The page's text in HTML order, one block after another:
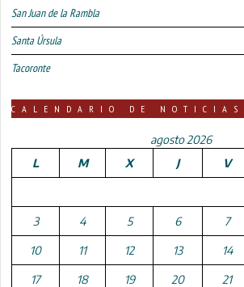
San Juan de la Rambla
Santa Úrsula
Tacoronte
CALENDARIO DE NOTICIAS
agosto 2026
L
M X J V
3 4 5 6 7
10 11 12 13 14
17 18 19 20 21